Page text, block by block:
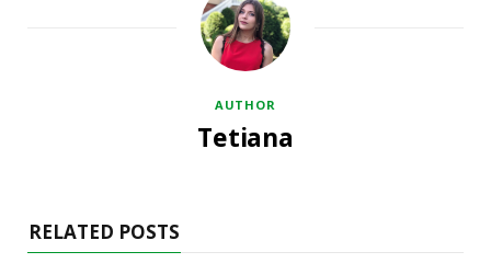
AUTHOR
Tetiana
RELATED POSTS